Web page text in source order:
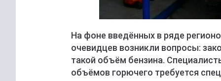
На фоне введённых в ряде
очевидцев возникли вопросы:
такой объём бензина.
объёмов горючего требуется